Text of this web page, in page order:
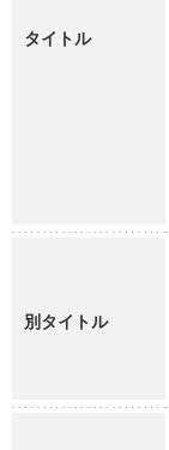
タイトル
別タイトル